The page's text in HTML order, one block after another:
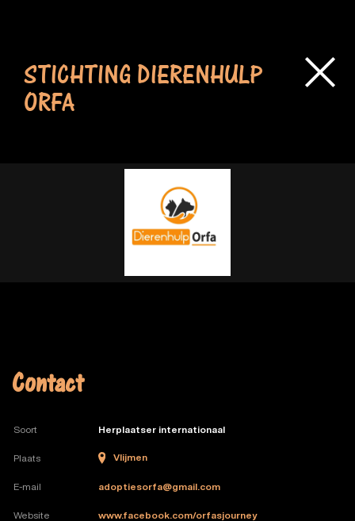
STICHTING DIERENHULP
ORFA
Contact
Soort Herplaatser internationaal
Plaats Vlijmen
E-mail adoptiesorfa@gmail.com
Website www.facebook.com/orfasjourney